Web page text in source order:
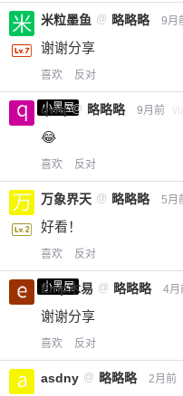
米粒墨鱼 @ 略略略 9月
谢谢分享
喜欢 反对
小黑屋
qwq @ 略略略 9月前
😂
喜欢 反对
万象界天 @ 略略略 5月
好看！
喜欢 反对
小黑屋
Emp木易 @ 略略略 4月
谢谢分享
喜欢 反对
asdny @ 略略略 2月前